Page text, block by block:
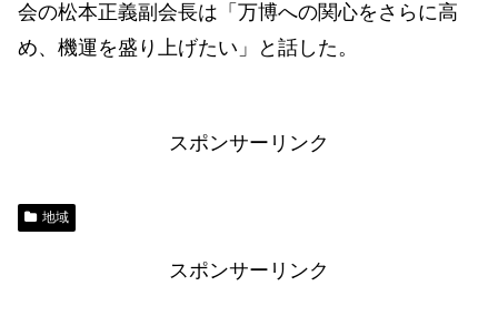
会の松本正義副会長は「万博への関心をさらに高
め、機運を盛り上げたい」と話した。
スポンサーリンク
地域
スポンサーリンク